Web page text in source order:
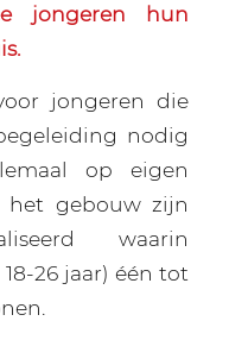
jongeren hun
jongeren die
nodig
op eigen
het gebouw zijn
waarin
26 jaar) één tot